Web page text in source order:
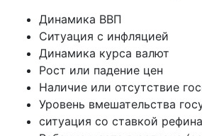
Динамика ВВП
Ситуация с инфляцией
Динамика курса валют
Рост или падение цен
Наличие или отсутствие
Уровень вмешательства
ситуация со ставкой